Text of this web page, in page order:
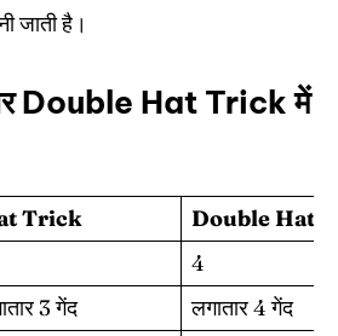
जाती है।
Double Hat Trick में
Trick
Double Hat
4
3 गेंद
लगातार 4 गेंद